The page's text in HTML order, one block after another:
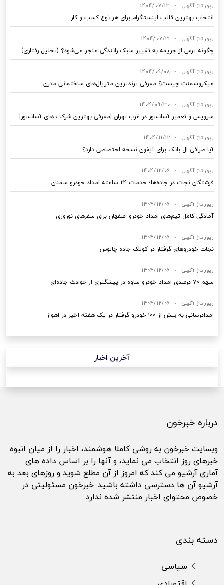
رپورتاژ آگهی •
1404/07/13
انتخاب بهترین قالب‌ اینستاگرام برای هر نوع کسب‌ و کار
رپورتاژ آگهی •
1404/07/21
چگونه ترس از جریمه به تغییر سبک رانندگی منجر می‌شود؟ (تحلیل رفتاری)
رپورتاژ آگهی •
1404/09/08
میکروسمنت چیست؟ معرفی ترندترین متریال‌های ساختمانی مدرن
رپورتاژ آگهی •
1404/09/30
سرویس و تعمیر آسانسور در غرب تهران [معرفی بهترین شرکت های آسانسور]
رپورتاژ آگهی •
1404/11/12
آیا صرافی ال بانک برای آیفون نسخه اختصاصی دارد؟
رپورتاژ آگهی •
1404/12/06
فرشتگان نجات در جاده‌ها؛ خدمات ۲۴ ساعته امداد خودرو سمنان
رپورتاژ آگهی •
1404/12/06
آمادگی کامل تیم‌های امداد خودرو اصفهان برای سفرهای نوروزی
رپورتاژ آگهی •
1404/12/06
نجات خودروهای گرفتار در کولاک جاده چالوس
رپورتاژ آگهی •
1404/12/06
سهم ۷۰ درصدی امداد خودرو ساوه در پیشگیری از حوادث جاده‌ای
رپورتاژ آگهی •
1404/12/06
امدادرسانی به بیش از ۱۰۰ خودرو گرفتار در یک هفته اخیر در اهواز
آخرین اخبار
درباره خبرخون
وبسایت خبرخون به روشی کاملا هوشمند، اخبار را از میان انبوه
خبرهای روز انتخاب می نماید، و آنها را بر اساس داده های
آماری آرشیو می کند که امروز از آن مطلع شوید و روزهای بعد به
آرشیو آن ها دسترسی داشته باشید. خبرخون مسئولیتی در
خصوص محتوای اخبار منتشر شده ندارد.
دسته بندی
سیاسی